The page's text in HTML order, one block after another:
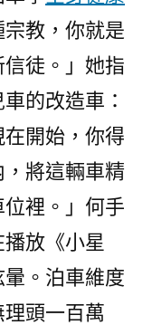
教，你就是
徒。」她指
的改造車：
在開始，你得
將這輛車精
裡。」何手
放《小星
。泊車維度
頭一百萬